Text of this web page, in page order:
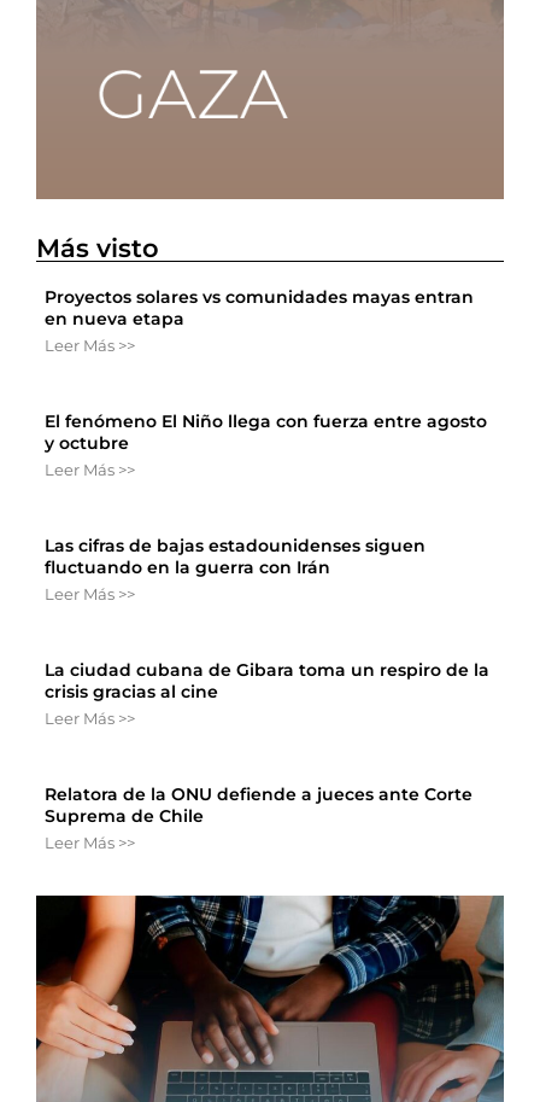
Más visto
Proyectos solares vs comunidades mayas entran
en nueva etapa
Leer Más >>
El fenómeno El Niño llega con fuerza entre agosto
y octubre
Leer Más >>
Las cifras de bajas estadounidenses siguen
fluctuando en la guerra con Irán
Leer Más >>
La ciudad cubana de Gibara toma un respiro de la
crisis gracias al cine
Leer Más >>
Relatora de la ONU defiende a jueces ante Corte
Suprema de Chile
Leer Más >>